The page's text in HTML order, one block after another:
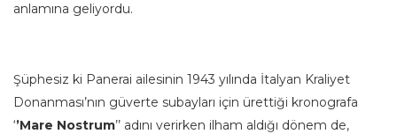
anlamına geliyordu.
Şüphesiz ki Panerai ailesinin 1943 yılında İtalyan Kraliyet
Donanması’nın güverte subayları için ürettiği kronografa
‘’Mare Nostrum’’ adını verirken ilham aldığı dönem de,